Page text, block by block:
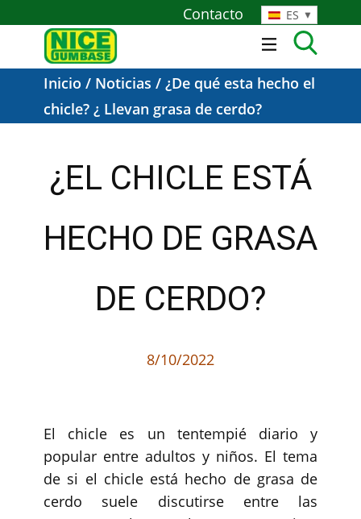
Contacto ES
Inicio / Noticias / ¿De qué esta hecho el
chicle? ¿ Llevan grasa de cerdo?
¿EL CHICLE ESTÁ
HECHO DE GRASA
DE CERDO?
8/10/2022
El chicle es un tentempié diario y
popular entre adultos y niños. El tema
de si el chicle está hecho de grasa de
cerdo suele discutirse entre las